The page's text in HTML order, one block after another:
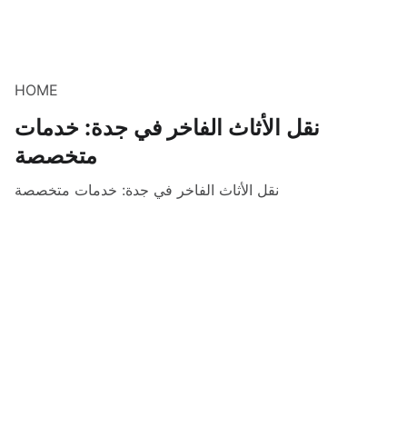
HOME
نقل الأثاث الفاخر في جدة: خدمات
متخصصة
نقل الأثاث الفاخر في جدة: خدمات متخصصة